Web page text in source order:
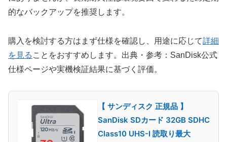
的なバックアップを推奨します。
購入を検討する方はまず仕様を確認し、用途に応じて詳細
を見る ことをおすすめします。出典・参考：SanDisk公式
仕様ページや実機検証結果に基づく評価。
【 サンディスク 正規品 】
SanDisk SDカード 32GB SDHC
Class10 UHS-I 読取り最大